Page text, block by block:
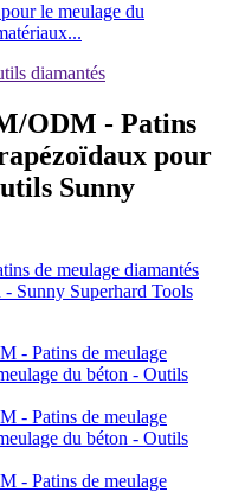
le meulage du
ODM - Patins
pour
Sunny